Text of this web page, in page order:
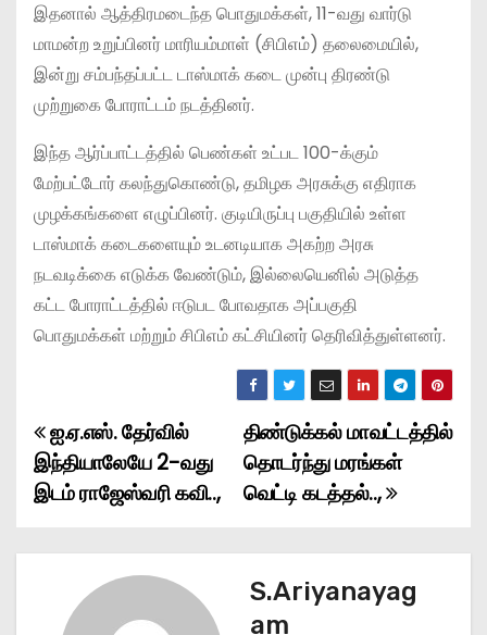
​இதனால் ஆத்திரமடைந்த பொதுமக்கள், 11-வது வார்டு
மாமன்ற உறுப்பினர் மாரியம்மாள் (சிபிஎம்) தலைமையில்,
இன்று சம்பந்தப்பட்ட டாஸ்மாக் கடை முன்பு திரண்டு
முற்றுகை போராட்டம் நடத்தினர்.
இந்த ஆர்ப்பாட்டத்தில் பெண்கள் உட்பட 100-க்கும்
மேற்பட்டோர் கலந்துகொண்டு, தமிழக அரசுக்கு எதிராக
முழக்கங்களை எழுப்பினர். குடியிருப்பு பகுதியில் உள்ள
டாஸ்மாக் கடைகளையும் உடனடியாக அகற்ற அரசு
நடவடிக்கை எடுக்க வேண்டும், இல்லையெனில் அடுத்த
கட்ட போராட்டத்தில் ஈடுபட போவதாக அப்பகுதி
பொதுமக்கள் மற்றும் சிபிஎம் கட்சியினர் தெரிவித்துள்ளனர்.
P
o
திண்டுக்கல் மாவட்டத்தில்
தொடர்ந்து மரங்கள்
வெட்டி கடத்தல்..,
ஐ.ஏ.எஸ். தேர்வில்
இந்தியாலேயே 2-வது
இடம் ராஜேஸ்வரி கவி..,
S.Ariyanayag
am